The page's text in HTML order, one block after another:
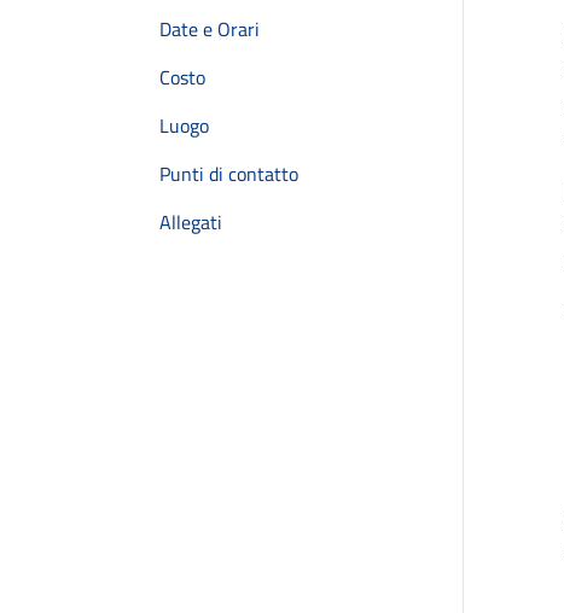
Date e Orari
Costo
Luogo
Punti di contatto
Allegati